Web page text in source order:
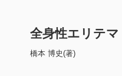
全身性エリテ
橋本 博史(著)